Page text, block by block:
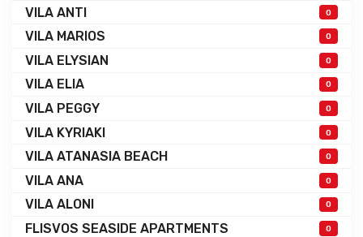
VILA ANTI 0
VILA MARIOS 0
VILA ELYSIAN 0
VILA ELIA 0
VILA PEGGY 0
VILA KYRIAKI 0
VILA ATANASIA BEACH 0
VILA ANA 0
VILA ALONI 0
FLISVOS SEASIDE APARTMENTS 0